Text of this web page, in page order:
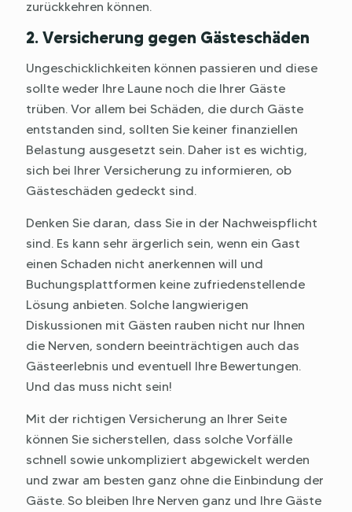
zurückkehren können.
2. Versicherung gegen Gästeschäden
Ungeschicklichkeiten können passieren und diese
sollte weder Ihre Laune noch die Ihrer Gäste
trüben. Vor allem bei Schäden, die durch Gäste
entstanden sind, sollten Sie keiner finanziellen
Belastung ausgesetzt sein. Daher ist es wichtig,
sich bei Ihrer Versicherung zu informieren, ob
Gästeschäden gedeckt sind.
Denken Sie daran, dass Sie in der Nachweispflicht
sind. Es kann sehr ärgerlich sein, wenn ein Gast
einen Schaden nicht anerkennen will und
Buchungsplattformen keine zufriedenstellende
Lösung anbieten. Solche langwierigen
Diskussionen mit Gästen rauben nicht nur Ihnen
die Nerven, sondern beeinträchtigen auch das
Gästeerlebnis und eventuell Ihre Bewertungen.
Und das muss nicht sein!
Mit der richtigen Versicherung an Ihrer Seite
können Sie sicherstellen, dass solche Vorfälle
schnell sowie unkompliziert abgewickelt werden
und zwar am besten ganz ohne die Einbindung der
Gäste. So bleiben Ihre Nerven ganz und Ihre Gäste